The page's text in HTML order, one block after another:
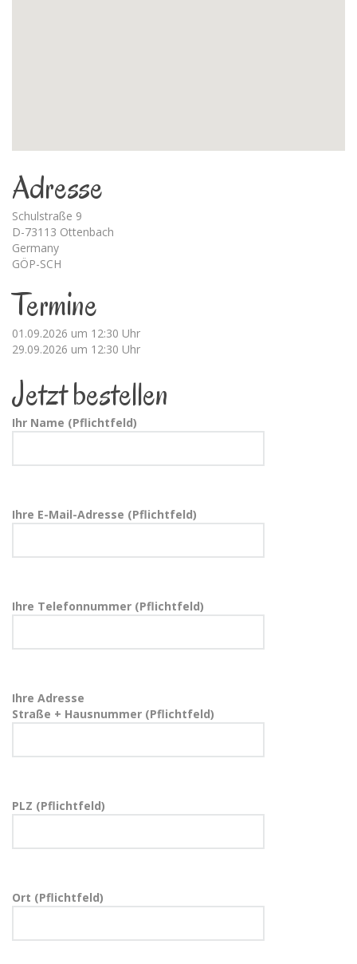
Adresse
Schulstraße 9
D-73113 Ottenbach
Germany
GÖP-SCH
Termine
01.09.2026 um 12:30 Uhr
29.09.2026 um 12:30 Uhr
Jetzt bestellen
Ihr Name (Pflichtfeld)
Ihre E-Mail-Adresse (Pflichtfeld)
Ihre Telefonnummer (Pflichtfeld)
Ihre Adresse
Straße + Hausnummer (Pflichtfeld)
PLZ (Pflichtfeld)
Ort (Pflichtfeld)